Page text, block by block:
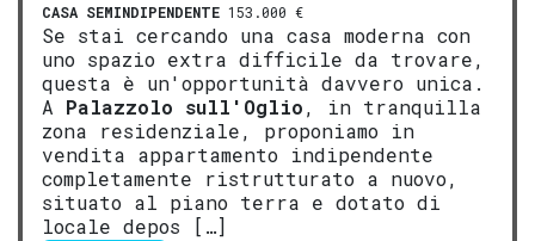
CASA SEMINDIPENDENTE 153.000 €
Se stai cercando una casa moderna con
uno spazio extra difficile da trovare,
questa è un'opportunità davvero unica.
A Palazzolo sull'Oglio, in tranquilla
zona residenziale, proponiamo in
vendita appartamento indipendente
completamente ristrutturato a nuovo,
situato al piano terra e dotato di
locale depos […]